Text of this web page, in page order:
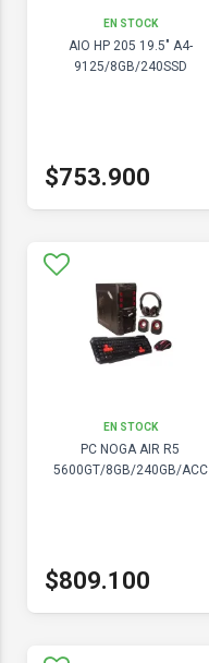
EN STOCK
AIO HP 205 19.5" A4-
9125/8GB/240SSD
$753.900
EN STOCK
PC NOGA AIR R5
5600GT/8GB/240GB/ACC
$809.100